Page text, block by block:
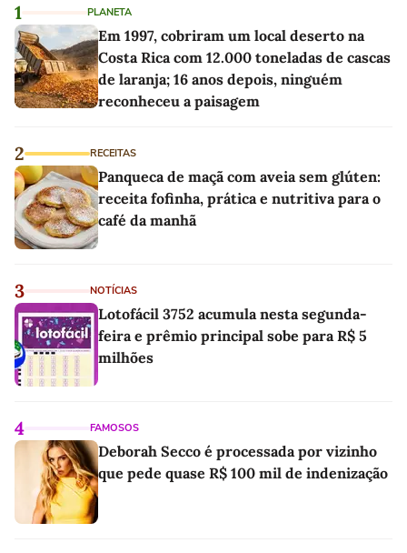
1 PLANETA
Em 1997, cobriram um local deserto na
Costa Rica com 12.000 toneladas de cascas
de laranja; 16 anos depois, ninguém
reconheceu a paisagem
2 RECEITAS
Panqueca de maçã com aveia sem glúten:
receita fofinha, prática e nutritiva para o
café da manhã
3 NOTÍCIAS
Lotofácil 3752 acumula nesta segunda-
feira e prêmio principal sobe para R$ 5
milhões
4 FAMOSOS
Deborah Secco é processada por vizinho
que pede quase R$ 100 mil de indenização